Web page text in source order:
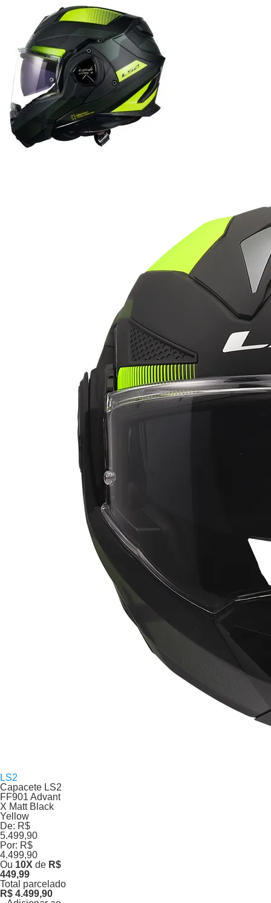
LS2
Capacete LS2
FF901 Advant
X Matt Black
Yellow
De: R$
5.499,90
Por: R$
4.499,90
Ou 10X de R$
449,99
Total parcelado
R$ 4.499,90